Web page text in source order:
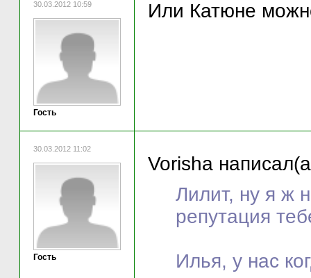
30.03.2012 10:59
Гость
Или Катюне
30.03.2012 11:02
Гость
Vorisha
Лилит, ну я ж
репутация
Илья, у нас